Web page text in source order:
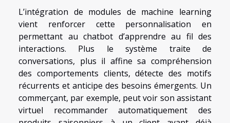
L’intégration de modules de machine learning
vient renforcer cette personnalisation en
permettant au chatbot d’apprendre au fil des
interactions. Plus le système traite de
conversations, plus il affine sa compréhension
des comportements clients, détecte des motifs
récurrents et anticipe des besoins émergents. Un
commerçant, par exemple, peut voir son assistant
virtuel recommander automatiquement des